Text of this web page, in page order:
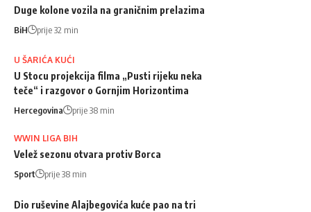
Duge kolone vozila na graničnim prelazima
BiH prije 32 min
U ŠARIĆA KUĆI
U Stocu projekcija filma „Pusti rijeku neka
teče“ i razgovor o Gornjim Horizontima
Hercegovina prije 38 min
WWIN LIGA BIH
Velež sezonu otvara protiv Borca
Sport prije 38 min
Dio ruševine Alajbegovića kuće pao na tri